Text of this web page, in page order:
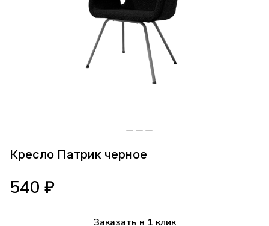
Кресло Патрик черное
540 ₽
Заказать в 1 клик